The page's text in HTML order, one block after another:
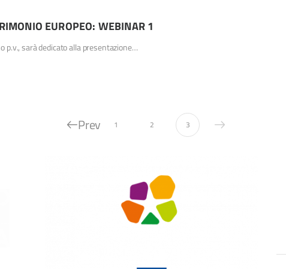
EUROPEO: WEBINAR 1
p.v., sarà dedicato alla presentazione…
Prev 1 2 3